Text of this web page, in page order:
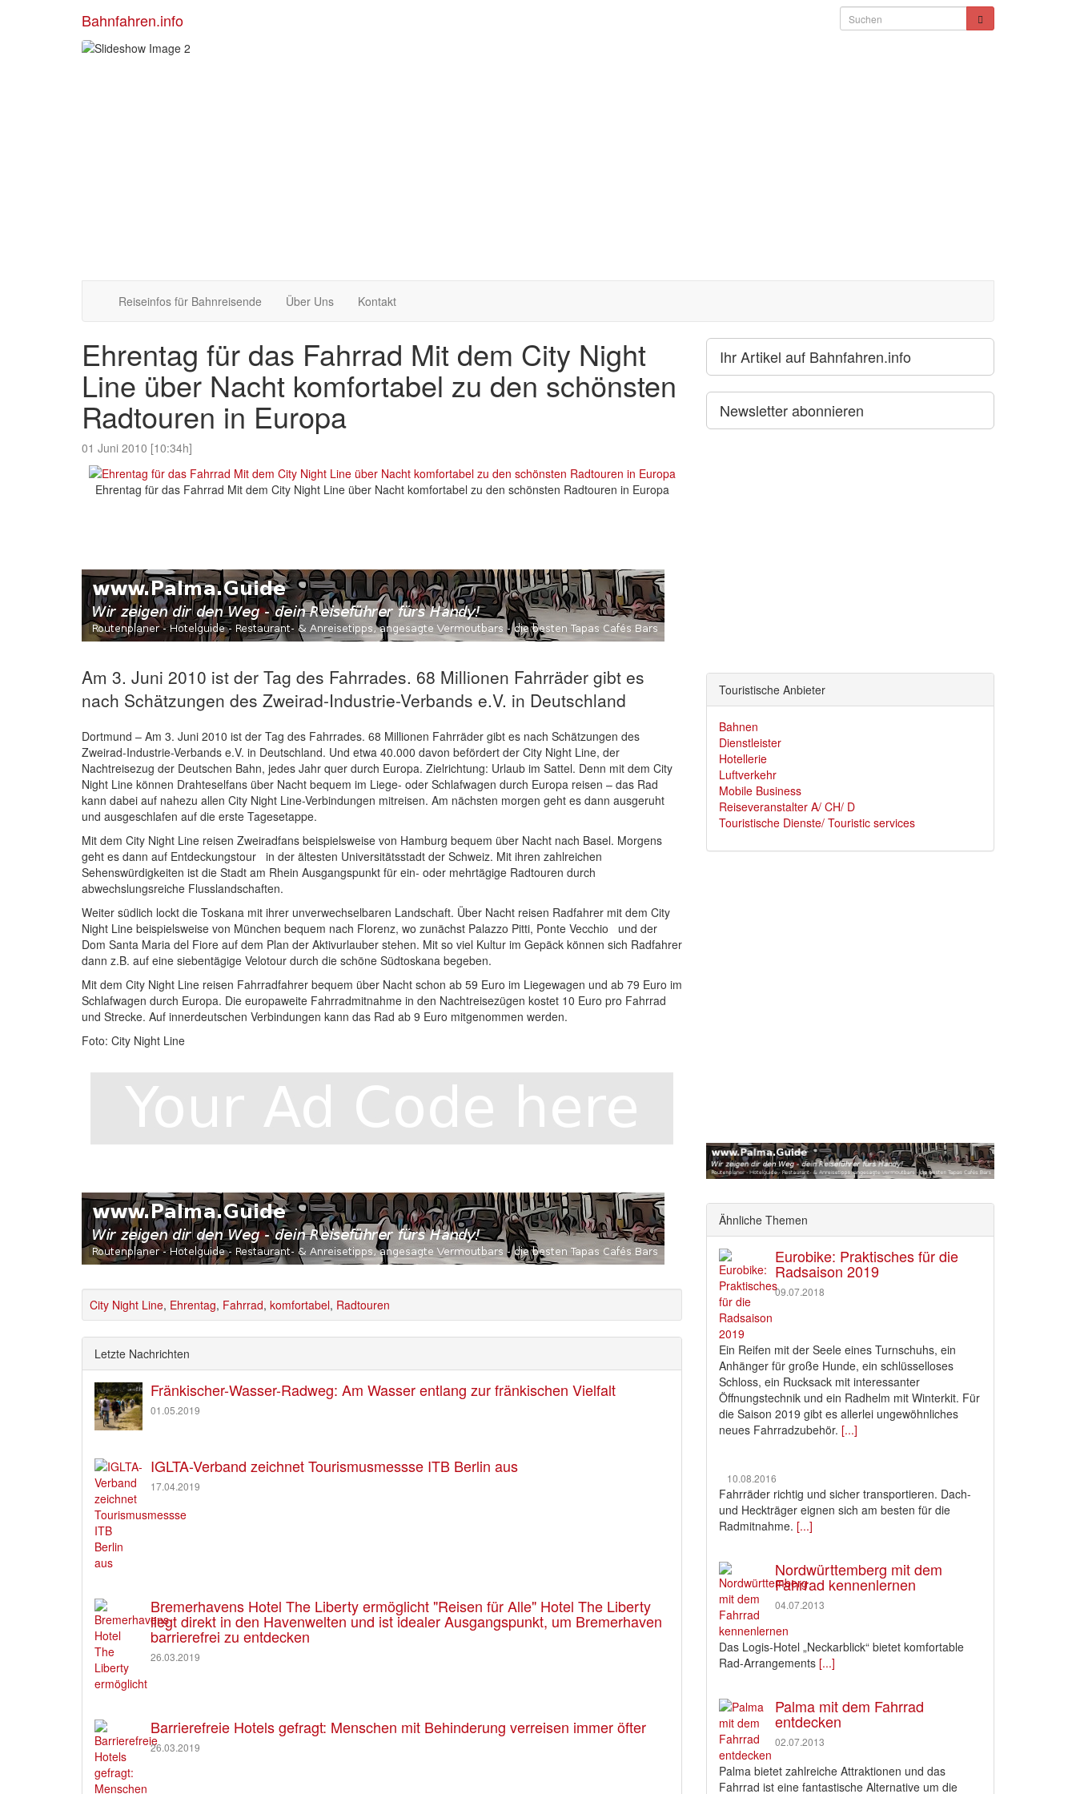
Bahnfahren.info
Reiseinfos für Bahnreisende Über Uns Kontakt
Ehrentag für das Fahrrad Mit dem City Night
Line über Nacht komfortabel zu den schönsten
Radtouren in Europa
01 Juni 2010 [10:34h]
Ehrentag für das Fahrrad Mit dem City Night Line über Nacht komfortabel zu den schönsten Radtouren in Europa
Am 3. Juni 2010 ist der Tag des Fahrrades. 68 Millionen Fahrräder gibt es
nach Schätzungen des Zweirad-Industrie-Verbands e.V. in Deutschland
Dortmund – Am 3. Juni 2010 ist der Tag des Fahrrades. 68 Millionen Fahrräder gibt es nach Schätzungen des
Zweirad-Industrie-Verbands e.V. in Deutschland. Und etwa 40.000 davon befördert der City Night Line, der
Nachtreisezug der Deutschen Bahn, jedes Jahr quer durch Europa. Zielrichtung: Urlaub im Sattel. Denn mit dem City
Night Line können Drahteselfans über Nacht bequem im Liege- oder Schlafwagen durch Europa reisen – das Rad
kann dabei auf nahezu allen City Night Line-Verbindungen mitreisen. Am nächsten morgen geht es dann ausgeruht
und ausgeschlafen auf die erste Tagesetappe.
Mit dem City Night Line reisen Zweiradfans beispielsweise von Hamburg bequem über Nacht nach Basel. Morgens
geht es dann auf Entdeckungstour in der ältesten Universitätsstadt der Schweiz. Mit ihren zahlreichen
Sehenswürdigkeiten ist die Stadt am Rhein Ausgangspunkt für ein- oder mehrtägige Radtouren durch
abwechslungsreiche Flusslandschaften.
Weiter südlich lockt die Toskana mit ihrer unverwechselbaren Landschaft. Über Nacht reisen Radfahrer mit dem City
Night Line beispielsweise von München bequem nach Florenz, wo zunächst Palazzo Pitti, Ponte Vecchio und der
Dom Santa Maria del Fiore auf dem Plan der Aktivurlauber stehen. Mit so viel Kultur im Gepäck können sich Radfahrer
dann z.B. auf eine siebentägige Velotour durch die schöne Südtoskana begeben.
Mit dem City Night Line reisen Fahrradfahrer bequem über Nacht schon ab 59 Euro im Liegewagen und ab 79 Euro im
Schlafwagen durch Europa. Die europaweite Fahrradmitnahme in den Nachtreisezügen kostet 10 Euro pro Fahrrad
und Strecke. Auf innerdeutschen Verbindungen kann das Rad ab 9 Euro mitgenommen werden.
Foto: City Night Line
City Night Line, Ehrentag, Fahrrad, komfortabel, Radtouren
Letzte Nachrichten
Fränkischer-Wasser-Radweg: Am Wasser entlang zur fränkischen Vielfalt
01.05.2019
IGLTA-Verband zeichnet Tourismusmessse ITB Berlin aus
17.04.2019
Bremerhavens Hotel The Liberty ermöglicht "Reisen für Alle" Hotel The Liberty
liegt direkt in den Havenwelten und ist idealer Ausgangspunkt, um Bremerhaven
barrierefrei zu entdecken
26.03.2019
Barrierefreie Hotels gefragt: Menschen mit Behinderung verreisen immer öfter
26.03.2019
Ihr Artikel auf Bahnfahren.info
Newsletter abonnieren
Touristische Anbieter
Bahnen
Dienstleister
Hotellerie
Luftverkehr
Mobile Business
Reiseveranstalter A/ CH/ D
Touristische Dienste/ Touristic services
Ähnliche Themen
Eurobike: Praktisches für die
Radsaison 2019
09.07.2018
Ein Reifen mit der Seele eines Turnschuhs, ein
Anhänger für große Hunde, ein schlüsselloses
Schloss, ein Rucksack mit interessanter
Öffnungstechnik und ein Radhelm mit Winterkit. Für
die Saison 2019 gibt es allerlei ungewöhnliches
neues Fahrradzubehör. [...]
10.08.2016
Fahrräder richtig und sicher transportieren. Dach-
und Heckträger eignen sich am besten für die
Radmitnahme. [...]
Nordwürttemberg mit dem
Fahrrad kennenlernen
04.07.2013
Das Logis-Hotel „Neckarblick“ bietet komfortable
Rad-Arrangements [...]
Palma mit dem Fahrrad
entdecken
02.07.2013
Palma bietet zahlreiche Attraktionen und das
Fahrrad ist eine fantastische Alternative um die